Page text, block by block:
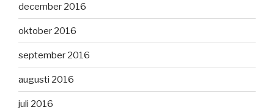
december 2016
oktober 2016
september 2016
augusti 2016
juli 2016